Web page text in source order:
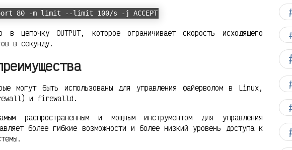
80 -m limit --limit 100/s -j ACCEPT
в цепочку OUTPUT, которое ограничивает скорость исходящего
в секунду.
могут быть использованы для управления файерволом в Linux,
и firewalld.
распространенным и мощным инструментом для управления
более гибкие возможности и более низкий уровень доступа к